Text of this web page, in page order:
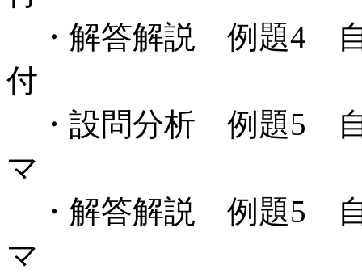
・解答解説 例題4
付
・設問分析 例題5
マ
・解答解説 例題5
マ